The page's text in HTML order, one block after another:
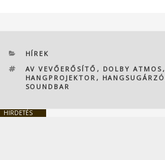
KATEGÓRIÁK
HÍREK
CÍMKÉK
AV VEVŐERŐSÍTŐ , DOLBY ATMOS ,
HANGPROJEKTOR , HANGSUGÁRZÓ
SOUNDBAR
HIRDETÉS